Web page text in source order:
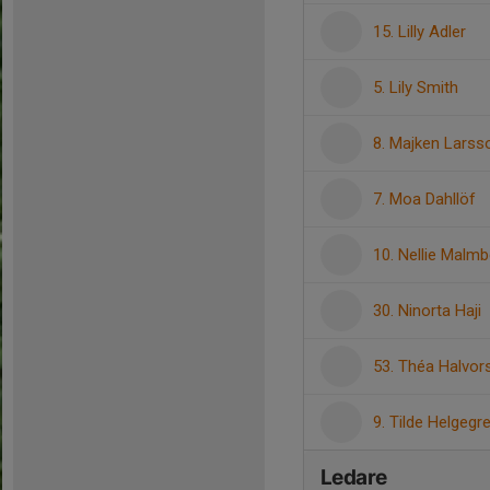
15. Lilly Adler
5. Lily Smith
8. Majken
7. Moa Dahllöf
10. Nellie
30. Ninorta Haji
53. Théa
9. Tilde
Ledare